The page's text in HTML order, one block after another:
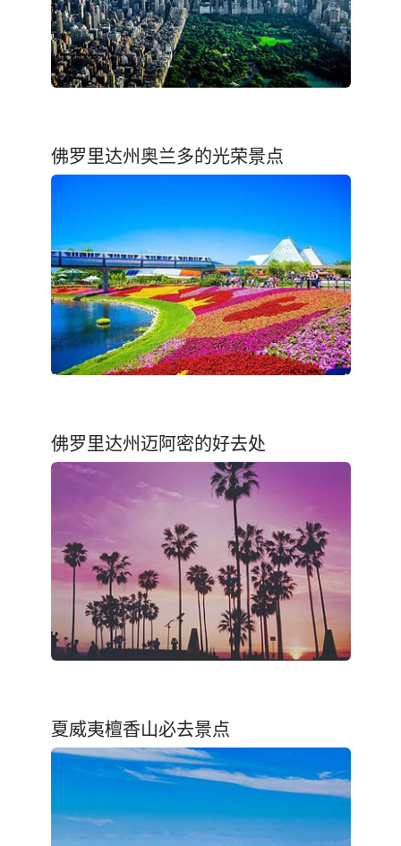
佛罗里达州奥兰多的光荣景点
佛罗里达州迈阿密的好去处
夏威夷檀香山必去景点